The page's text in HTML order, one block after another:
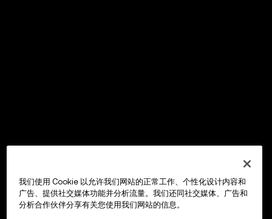
我们使用 Cookie 以允许我们网站的正常工作、个性化设计内容和
广告、提供社交媒体功能并分析流量。我们还同社交媒体、广告和
分析合作伙伴分享有关您使用我们网站的信息。